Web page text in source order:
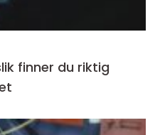
finner du riktig